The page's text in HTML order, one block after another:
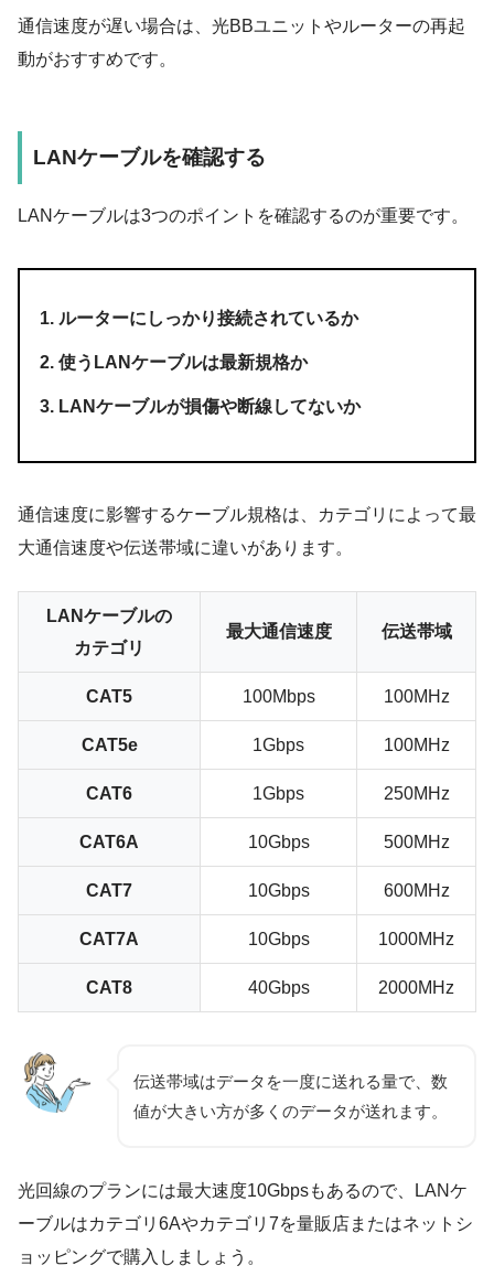
通信速度が遅い場合は、光BBユニットやルーターの再起
動がおすすめです。
LANケーブルを確認する
LANケーブルは3つのポイントを確認するのが重要です。
ルーターにしっかり接続されているか
使うLANケーブルは最新規格か
LANケーブルが損傷や断線してないか
通信速度に影響するケーブル規格は、カテゴリによって最
大通信速度や伝送帯域に違いがあります。
LANケーブルの
カテゴリ
最大通信速度 伝送帯域
CAT5 100Mbps 100MHz
CAT5e 1Gbps 100MHz
CAT6 1Gbps 250MHz
CAT6A 10Gbps 500MHz
CAT7 10Gbps 600MHz
CAT7A 10Gbps 1000MHz
CAT8 40Gbps 2000MHz
伝送帯域はデータを一度に送れる量で、数
値が大きい方が多くのデータが送れます。
光回線のプランには最大速度10Gbpsもあるので、LANケ
ーブルはカテゴリ6Aやカテゴリ7を量販店またはネットシ
ョッピングで購入しましょう。